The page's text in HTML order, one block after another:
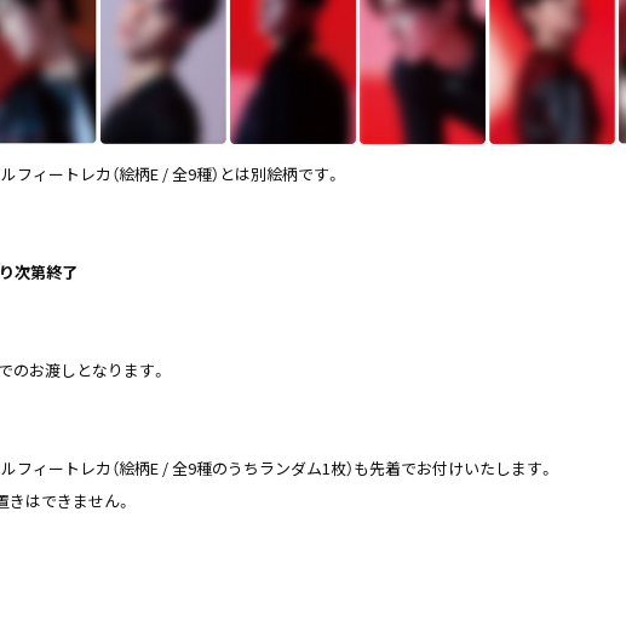
ィートレカ（絵柄E / 全9種）とは別絵柄です。
次第終了
お渡しとなります。
フィートレカ（絵柄E / 全9種のうちランダム1枚）も先着でお付けいたします。
はできません。